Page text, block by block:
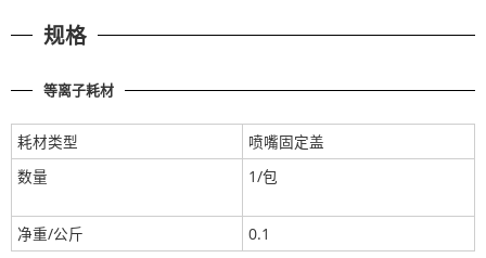
规格
等离子耗材
耗材类型
喷嘴固定盖
数量
1/包
净重/公斤 0.1